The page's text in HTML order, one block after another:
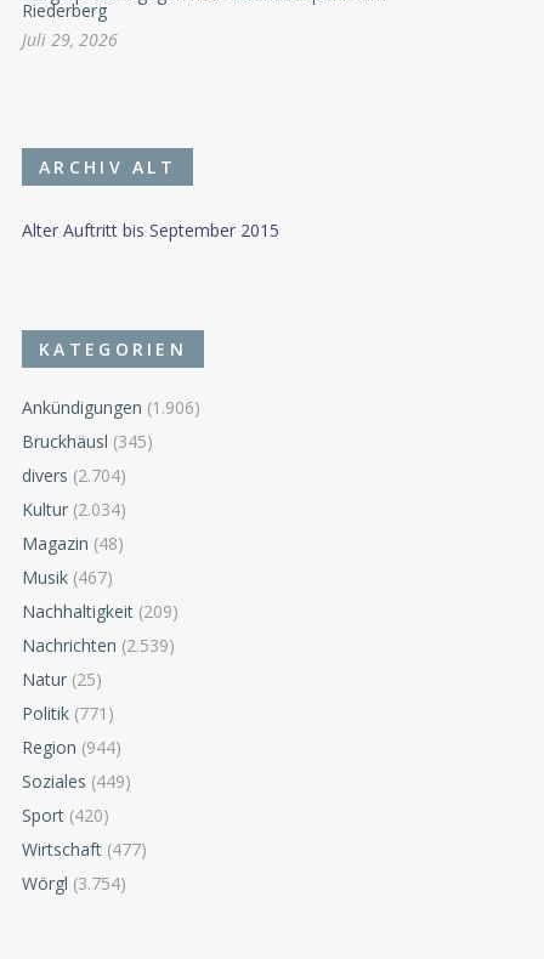
Riederberg
Juli 29, 2026
ARCHIV ALT
Alter Auftritt bis September 2015
KATEGORIEN
Ankündigungen (1.906)
Bruckhäusl (345)
divers (2.704)
Kultur (2.034)
Magazin (48)
Musik (467)
Nachhaltigkeit (209)
Nachrichten (2.539)
Natur (25)
Politik (771)
Region (944)
Soziales (449)
Sport (420)
Wirtschaft (477)
Wörgl (3.754)